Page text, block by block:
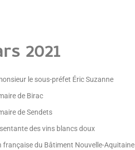
2021
le sous-préfet Éric Suzanne
de Birac
de Sendets
des vins blancs doux
française du Bâtiment Nouvelle-Aquitaine